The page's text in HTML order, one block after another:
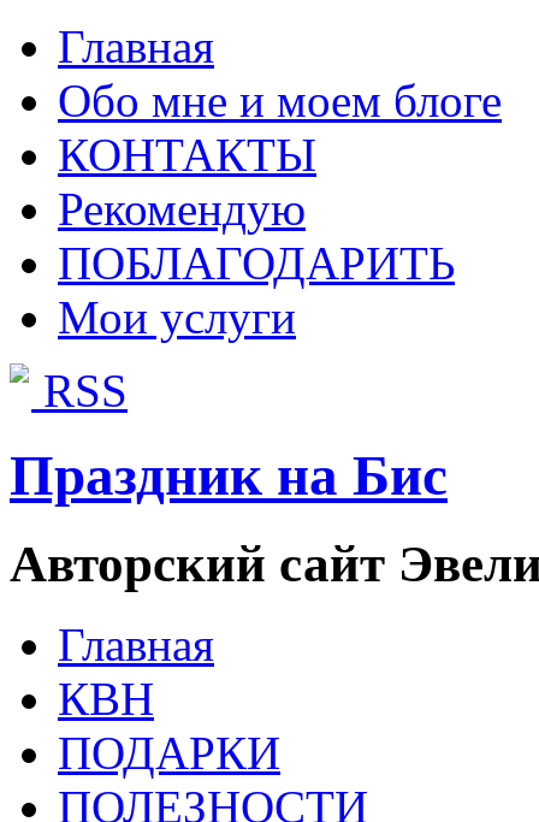
Главная
Обо мне и моем блоге
КОНТАКТЫ
Рекомендую
ПОБЛАГОДАРИТЬ
Мои услуги
RSS
Праздник на Бис
Авторский сайт
Главная
КВН
ПОДАРКИ
ПОЛЕЗНОСТИ